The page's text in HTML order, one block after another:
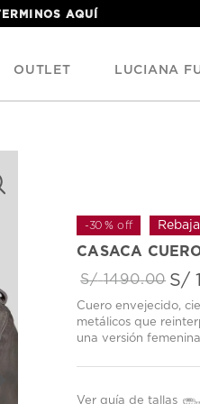
AQUÍ
OUTLET LUCIANA
-30 % off
CASACA
S/ 1490.00 S/
Cuero envejecido,
metálicos que
una versión
Ver guía de tallas